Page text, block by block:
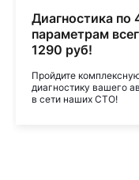
Диагностика по
параметрам
1290 руб!
Пройдите
диагностику вашего
в сети наших СТО!